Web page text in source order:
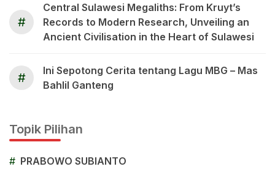
#
Central Sulawesi Megaliths: From Kruyt’s
Records to Modern Research, Unveiling an
Ancient Civilisation in the Heart of Sulawesi
#
Ini Sepotong Cerita tentang Lagu MBG – Mas
Bahlil Ganteng
Topik Pilihan
# PRABOWO SUBIANTO